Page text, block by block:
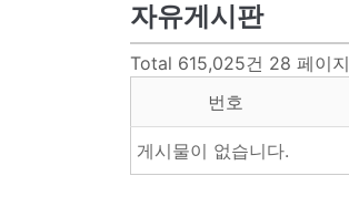
자유게시판
Total 615,025건 28 페이지
번호
게시물이 없습니다.